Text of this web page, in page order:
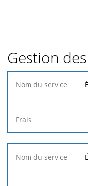
Gestion
Nom